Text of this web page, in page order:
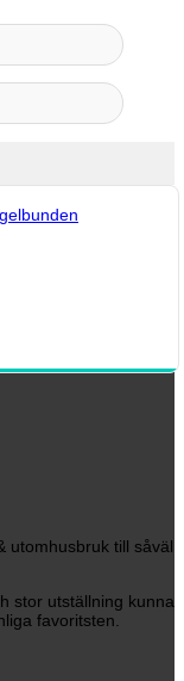
utomhusbruk till såväl
stor utställning kunna
favoritsten.